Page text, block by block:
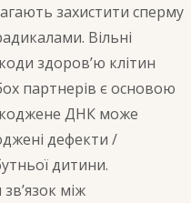
захистити сперму
Вільні
здоров’ю клітин
партнерів є основою
ДНК може
дефекти /
дитини.
між